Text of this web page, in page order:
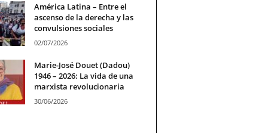
América Latina – Entre el
ascenso de la derecha y las
convulsiones sociales
02/07/2026
Marie-José Douet (Dadou)
1946 – 2026: La vida de una
marxista revolucionaria
30/06/2026